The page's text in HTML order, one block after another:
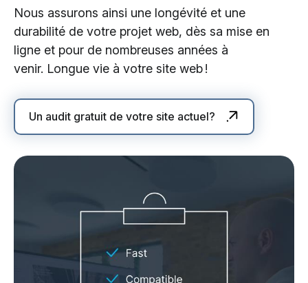
Nous assurons ainsi une longévité et une
durabilité de votre projet web, dès sa mise en
ligne et pour de nombreuses années à
venir. Longue vie à votre site web !
Un audit gratuit de votre site actuel?